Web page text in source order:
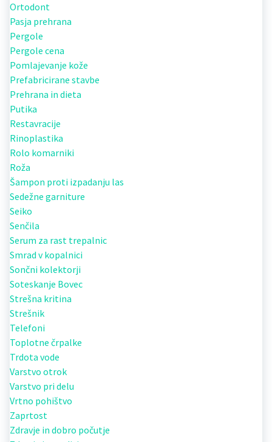
Ortodont
Pasja prehrana
Pergole
Pergole cena
Pomlajevanje kože
Prefabricirane stavbe
Prehrana in dieta
Putika
Restavracije
Rinoplastika
Rolo komarniki
Roža
Šampon proti izpadanju las
Sedežne garniture
Seiko
Senčila
Serum za rast trepalnic
Smrad v kopalnici
Sončni kolektorji
Soteskanje Bovec
Strešna kritina
Strešnik
Telefoni
Toplotne črpalke
Trdota vode
Varstvo otrok
Varstvo pri delu
Vrtno pohištvo
Zaprtost
Zdravje in dobro počutje